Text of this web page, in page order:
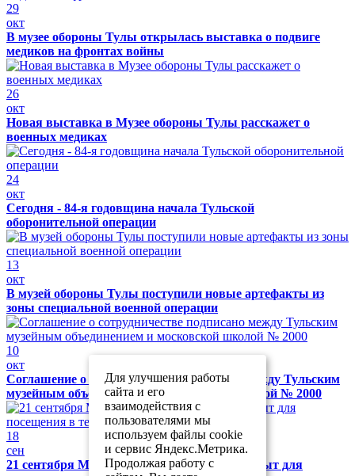
29
окт
В музее обороны Тулы открылась выставка о подвиге
медиков на фронтах войны
26
окт
Новая выставка в Музее обороны Тулы расскажет о
военных медиках
24
окт
Сегодня - 84-я годовщина начала Тульской
оборонительной операции
13
окт
В музей обороны Тулы поступили новые артефакты из
зоны специальной военной операции
10
окт
Соглашение о сотрудничестве подписано между Тульским
музейным объединением и московской школой № 2000
18
сен
21 сентября Музей обороны Тулы будет закрыт для
Для улучшения работы
сайта и его
взаимодействия с
пользователями мы
используем файлы cookie
и сервис Яндекс.Метрика.
Продолжая работу с